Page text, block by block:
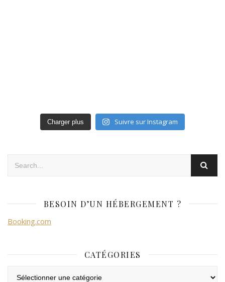
Charger plus Suivre sur Instagram
BESOIN D’UN HÉBERGEMENT ?
Booking.com
CATÉGORIES